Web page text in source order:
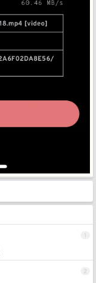
1
2